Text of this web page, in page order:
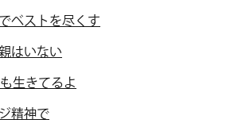
ベストを尽くす
はいない
生きてるよ
精神で